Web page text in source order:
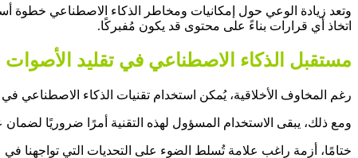
وتعد زيادة الوعي حول إمكانيات ومخاطر الذكاء الاصطناعي خطوة
اتخاذ أي قرارات بناءً على محتوى قد يكون مُفبركًا.
مستقبل الذكاء الاصطناعي في تقليد الأصوات
رغم المخاوف الأخلاقية، يُمكن استخدام تقنيات الذكاء الاصطناعي
ومع ذلك، يبقى الاستخدام المسؤول لهذه التقنية أمرًا ضروريًا
ختامًا، أزمة راغب علامة تُسلط الضوء على التحديات التي تواجهنا في